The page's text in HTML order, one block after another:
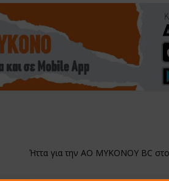
Ήττα για την ΑΟ ΜΥΚΟΝΟΥ BC